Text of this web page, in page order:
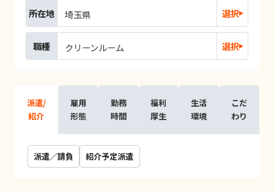
所在地 埼玉県 選択
職種 クリーンルーム 選択
派遣/
紹介
雇用
形態
勤務
時間
福利
厚生
生活
環境
こだ
わり
派遣／請負 紹介予定派遣